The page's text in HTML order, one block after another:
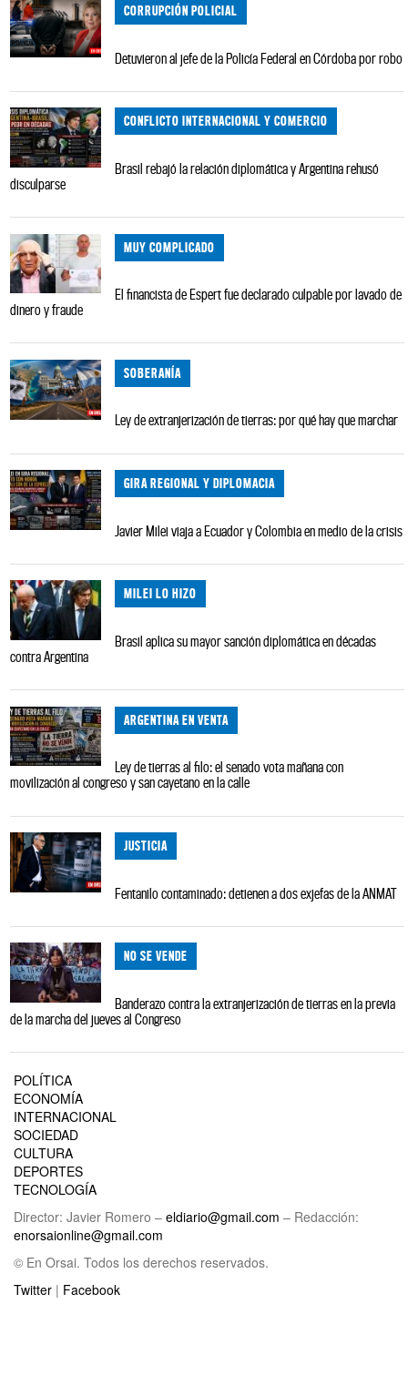
CORRUPCIÓN POLICIAL
Detuvieron al jefe de la Policía Federal en Córdoba por robo
CONFLICTO INTERNACIONAL Y COMERCIO
Brasil rebajó la relación diplomática y Argentina rehusó
disculparse
MUY COMPLICADO
El financista de Espert fue declarado culpable por lavado de
dinero y fraude
SOBERANÍA
Ley de extranjerización de tierras: por qué hay que marchar
GIRA REGIONAL Y DIPLOMACIA
Javier Milei viaja a Ecuador y Colombia en medio de la crisis
MILEI LO HIZO
Brasil aplica su mayor sanción diplomática en décadas
contra Argentina
ARGENTINA EN VENTA
Ley de tierras al filo: el senado vota mañana con
movilización al congreso y san cayetano en la calle
JUSTICIA
Fentanilo contaminado: detienen a dos exjefas de la ANMAT
NO SE VENDE
Banderazo contra la extranjerización de tierras en la previa
de la marcha del jueves al Congreso
POLÍTICA
ECONOMÍA
INTERNACIONAL
SOCIEDAD
CULTURA
DEPORTES
TECNOLOGÍA
Director: Javier Romero – eldiario@gmail.com – Redacción:
enorsaionline@gmail.com
© En Orsai. Todos los derechos reservados.
Twitter | Facebook